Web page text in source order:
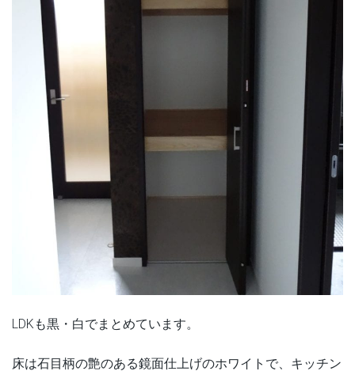
LDKも黒・白でまとめています。
床は石目柄の艶のある鏡面仕上げのホワイトで、キッチン